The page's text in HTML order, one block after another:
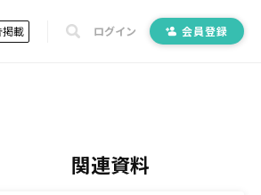
掲載 ログイン 会員登録
関連資料